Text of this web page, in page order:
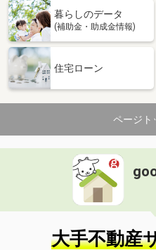
暮らしのデータ
(補助金・助成金情報)
住宅ローン
ページト
大手不動産